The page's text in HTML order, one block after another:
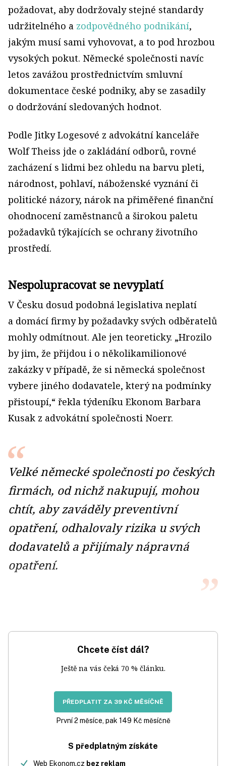
požadovat, aby dodržovaly stejné standardy
udržitelného a zodpovědného podnikání,
jakým musí sami vyhovovat, a to pod hrozbou
vysokých pokut. Německé společnosti navíc
letos zavážou prostřednictvím smluvní
dokumentace české podniky, aby se zasadily
o dodržování sledovaných hodnot.
Podle Jitky Logesové z advokátní kanceláře
Wolf Theiss jde o zakládání odborů, rovné
zacházení s lidmi bez ohledu na barvu pleti,
národnost, pohlaví, náboženské vyznání či
politické názory, nárok na přiměřené finanční
ohodnocení zaměstnanců a širokou paletu
požadavků týkajících se ochrany životního
prostředí.
Nespolupracovat se nevyplatí
V Česku dosud podobná legislativa neplatí
a domácí firmy by požadavky svých odběratelů
mohly odmítnout. Ale jen teoreticky. „Hrozilo
by jim, že přijdou i o několikamilionové
zakázky v případě, že si německá společnost
vybere jiného dodavatele, který na podmínky
přistoupí,“ řekla týdeníku Ekonom Barbara
Kusak z advokátní spo­lečnosti Noerr.
Velké německé společnosti po českých
firmách, od nichž nakupují, mohou
chtít, aby zaváděly preventivní
opatření, odhalovaly rizika u svých
dodavatelů a přijímaly nápravná
opatření.
Chcete číst dál?
Ještě na vás čeká 70 % článku.
PŘEDPLATIT ZA 39 KČ MĚSÍČNĚ
První 2 měsíce, pak 149 Kč měsíčně
S předplatným získáte
Web Ekonom.cz bez reklam